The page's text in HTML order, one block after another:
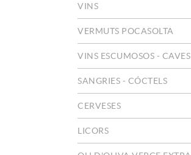
VINS
VERMUTS POCASOLTA
VINS ESCUMOSOS - CAVES
SANGRIES - CÓCTELS
CERVESES
LICORS